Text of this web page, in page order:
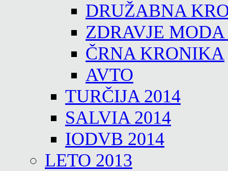
DRUŽABNA
ZDRAVJE
ČRNA KRONIKA
AVTO
TURČIJA 2014
SALVIA 2014
IODVB 2014
LETO 2013